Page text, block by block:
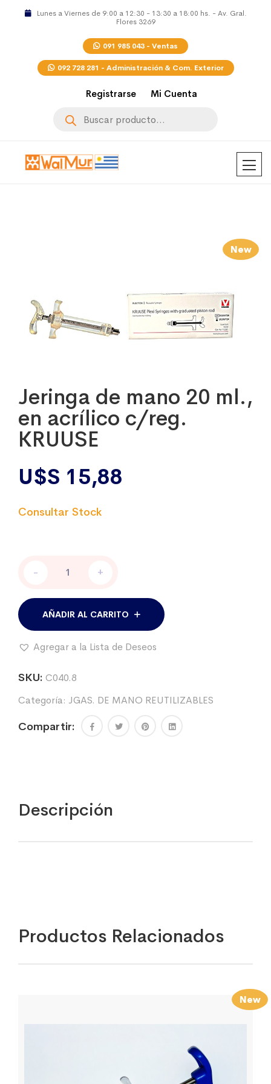
Lunes a Viernes de 9:00 a 12:30 - 13:30 a 18:00 hs. - Av. Gral.
Flores 3269
091 985 043 - Ventas
092 728 281 - Administración & Com. Exterior
Registrarse Mi Cuenta
New
Jeringa de mano 20 ml.,
en acrílico c/reg.
KRUUSE
U$S 15,88
20
ml.,
en
c/reg.
cantidad
- +
AÑADIR AL CARRITO
Agregar a la Lista de Deseos
SKU: C040.8
Categoría: JGAS. DE MANO REUTILIZABLES
Compartir:
Descripción
Productos Relacionados
New